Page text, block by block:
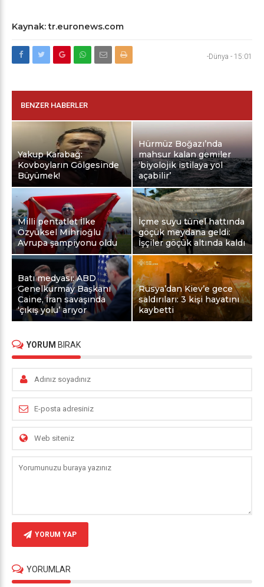
Kaynak: tr.euronews.com
-Dünya - 15:01
BENZER HABERLER
Yakup Karabağ:
Kovboyların Gölgesinde
Büyümek!
Hürmüz Boğazı’nda
mahsur kalan gemiler
‘biyolojik istilaya yol
açabilir’
Milli pentatlet İlke
Özyüksel Mihrioğlu
Avrupa şampiyonu oldu
İçme suyu tünel hattında
göçük meydana geldi:
İşçiler göçük altında kaldı
Batı medyası: ABD
Genelkurmay Başkanı
Caine, İran savaşında
‘çıkış yolu’ arıyor
Rusya’dan Kiev’e gece
saldırıları: 3 kişi hayatını
kaybetti
YORUM BIRAK
YORUM YAP
YORUMLAR